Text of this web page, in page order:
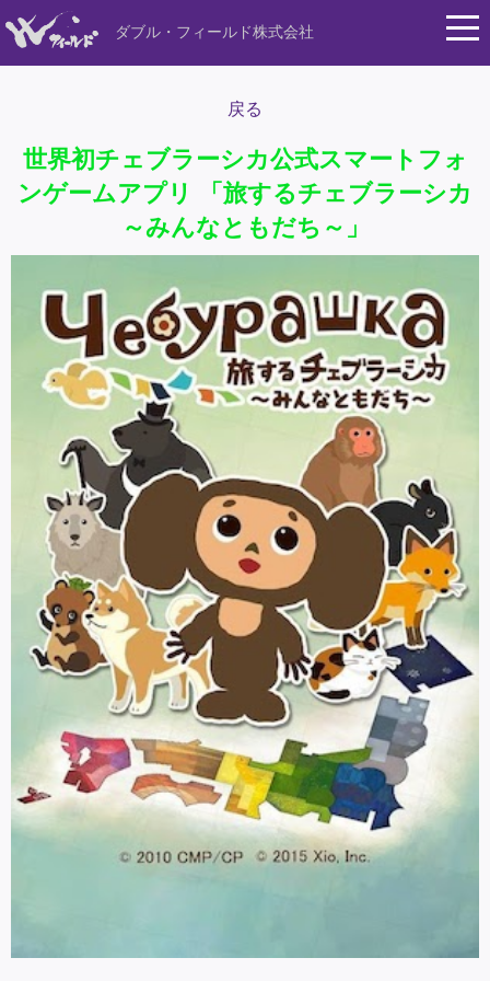
ダブル・フィールド株式会社
戻る
世界初チェブラーシカ公式スマートフォ
ンゲームアプリ 「旅するチェブラーシカ
～みんなともだち～」